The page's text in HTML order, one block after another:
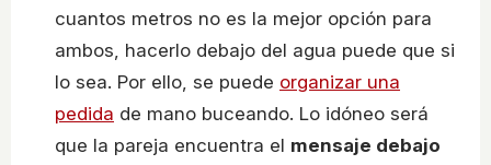
cuantos metros no es la mejor opción para
ambos, hacerlo debajo del agua puede que si
lo sea. Por ello, se puede organizar una
pedida de mano buceando. Lo idóneo será
que la pareja encuentra el mensaje debajo